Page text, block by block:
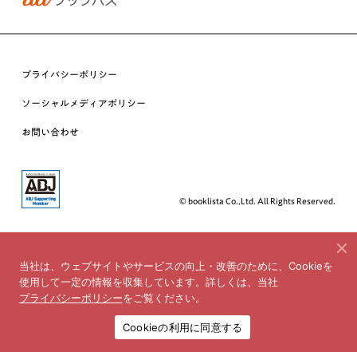
プライバシーポリシー
ソーシャルメディアポリシー
お問い合わせ
© booklista Co.,Ltd. All Rights Reserved.
当社は、ウェブサイトやサービスの向上・改善のために、Cookieを
使用して一定の情報を収集しています。詳しくは、当社
プライバシーポリシーをご覧ください。
Cookieの利用に同意する